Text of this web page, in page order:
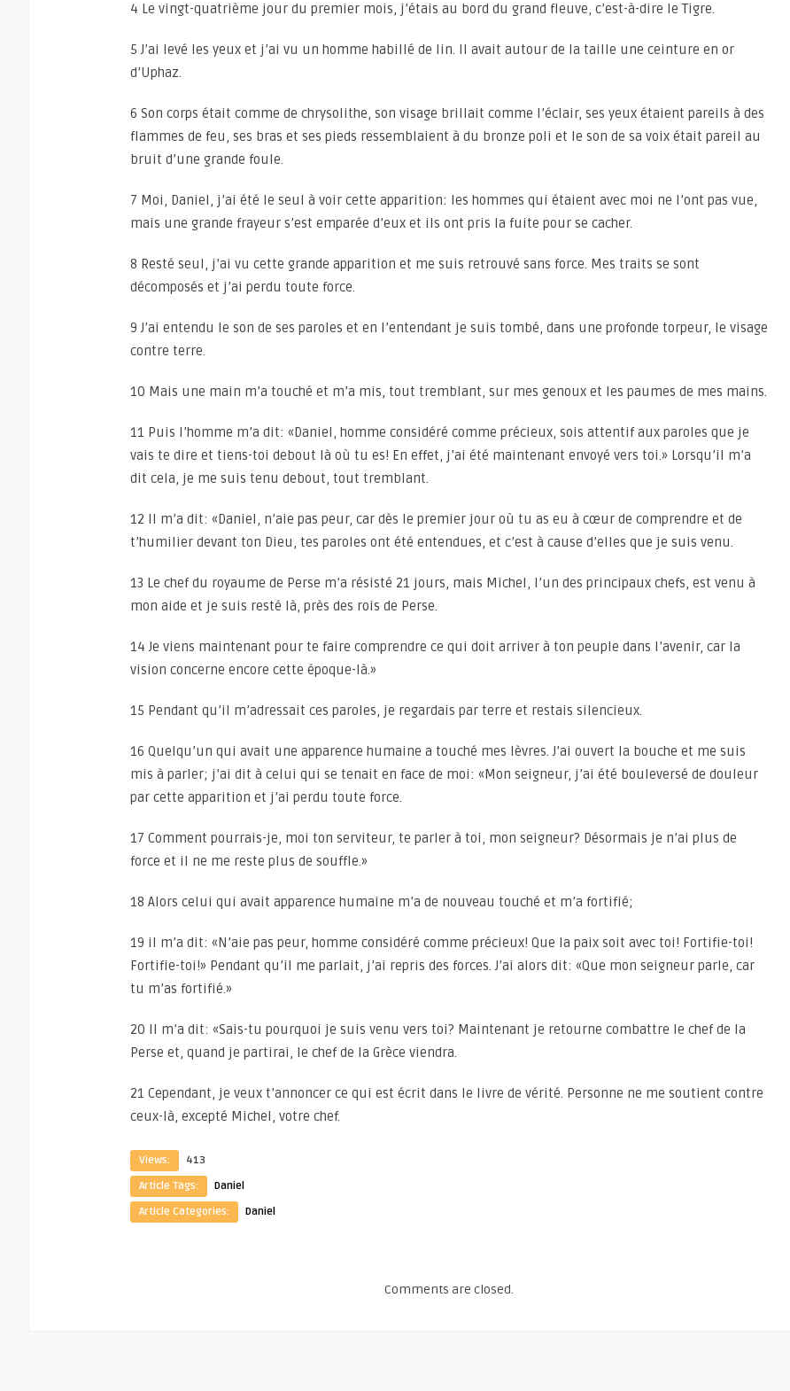
4 Le vingt-quatrième jour du premier mois, j’étais au bord du grand fleuve, c’est-à-dire le Tigre.
5 J’ai levé les yeux et j’ai vu un homme habillé de lin. Il avait autour de la taille une ceinture en or
d’Uphaz.
6 Son corps était comme de chrysolithe, son visage brillait comme l’éclair, ses yeux étaient pareils à des
flammes de feu, ses bras et ses pieds ressemblaient à du bronze poli et le son de sa voix était pareil au
bruit d’une grande foule.
7 Moi, Daniel, j’ai été le seul à voir cette apparition: les hommes qui étaient avec moi ne l’ont pas vue,
mais une grande frayeur s’est emparée d’eux et ils ont pris la fuite pour se cacher.
8 Resté seul, j’ai vu cette grande apparition et me suis retrouvé sans force. Mes traits se sont
décomposés et j’ai perdu toute force.
9 J’ai entendu le son de ses paroles et en l’entendant je suis tombé, dans une profonde torpeur, le visage
contre terre.
10 Mais une main m’a touché et m’a mis, tout tremblant, sur mes genoux et les paumes de mes mains.
11 Puis l’homme m’a dit: «Daniel, homme considéré comme précieux, sois attentif aux paroles que je
vais te dire et tiens-toi debout là où tu es! En effet, j’ai été maintenant envoyé vers toi.» Lorsqu’il m’a
dit cela, je me suis tenu debout, tout tremblant.
12 Il m’a dit: «Daniel, n’aie pas peur, car dès le premier jour où tu as eu à cœur de comprendre et de
t’humilier devant ton Dieu, tes paroles ont été entendues, et c’est à cause d’elles que je suis venu.
13 Le chef du royaume de Perse m’a résisté 21 jours, mais Michel, l’un des principaux chefs, est venu à
mon aide et je suis resté là, près des rois de Perse.
14 Je viens maintenant pour te faire comprendre ce qui doit arriver à ton peuple dans l’avenir, car la
vision concerne encore cette époque-là.»
15 Pendant qu’il m’adressait ces paroles, je regardais par terre et restais silencieux.
16 Quelqu’un qui avait une apparence humaine a touché mes lèvres. J’ai ouvert la bouche et me suis
mis à parler; j’ai dit à celui qui se tenait en face de moi: «Mon seigneur, j’ai été bouleversé de douleur
par cette apparition et j’ai perdu toute force.
17 Comment pourrais-je, moi ton serviteur, te parler à toi, mon seigneur? Désormais je n’ai plus de
force et il ne me reste plus de souffle.»
18 Alors celui qui avait apparence humaine m’a de nouveau touché et m’a fortifié;
19 il m’a dit: «N’aie pas peur, homme considéré comme précieux! Que la paix soit avec toi! Fortifie-toi!
Fortifie-toi!» Pendant qu’il me parlait, j’ai repris des forces. J’ai alors dit: «Que mon seigneur parle, car
tu m’as fortifié.»
20 Il m’a dit: «Sais-tu pourquoi je suis venu vers toi? Maintenant je retourne combattre le chef de la
Perse et, quand je partirai, le chef de la Grèce viendra.
21 Cependant, je veux t’annoncer ce qui est écrit dans le livre de vérité. Personne ne me soutient contre
ceux-là, excepté Michel, votre chef.
Views:
413
Article Tags:
Daniel
Article Categories:
Daniel
Comments are closed.